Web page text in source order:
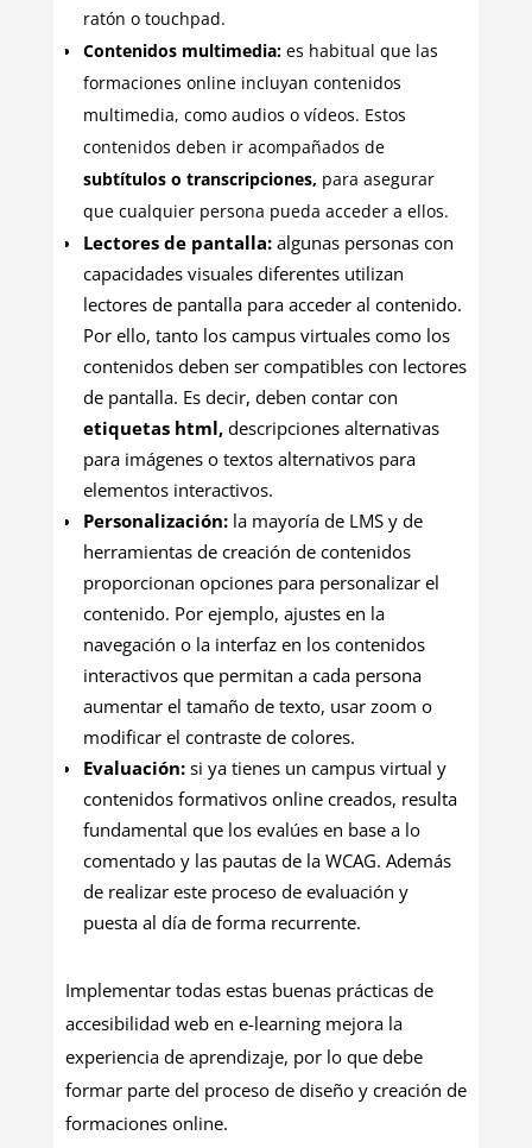
ratón o touchpad.
Contenidos multimedia:es habitual que las
formaciones online incluyan contenidos
multimedia, como audios o vídeos. Estos
contenidos deben ir acompañados de
subtítulos o transcripciones, para asegurar
que cualquier persona pueda acceder a ellos.
Lectores de pantalla:algunas personas con
capacidades visuales diferentes utilizan
lectores de pantalla para acceder al contenido.
Por ello, tanto los campus virtuales como los
contenidos deben ser compatibles con lectores
de pantalla. Es decir, deben contar con
etiquetas html,descripciones alternativas
para imágenes o textos alternativos para
elementos interactivos.
Personalización: la mayoría de LMS y de
herramientas de creación de contenidos
proporcionan opciones para personalizar el
contenido. Por ejemplo, ajustes en la
navegación o la interfaz en los contenidos
interactivos que permitan a cada persona
aumentar el tamaño de texto, usar zoom o
modificar el contraste de colores.
Evaluación: si ya tienes un campus virtual y
contenidos formativos online creados, resulta
fundamental que los evalúes en base a lo
comentado y las pautas de la WCAG. Además
de realizar este proceso de evaluación y
puesta al día de forma recurrente.
Implementar todas estas buenas prácticas de
accesibilidad web en e-learning mejora la
experiencia de aprendizaje, por lo que debe
formar parte del proceso de diseño y creación de
formaciones online.